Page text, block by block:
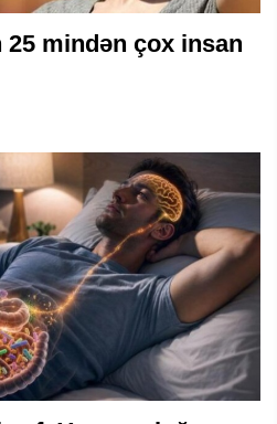
mindən çox insan